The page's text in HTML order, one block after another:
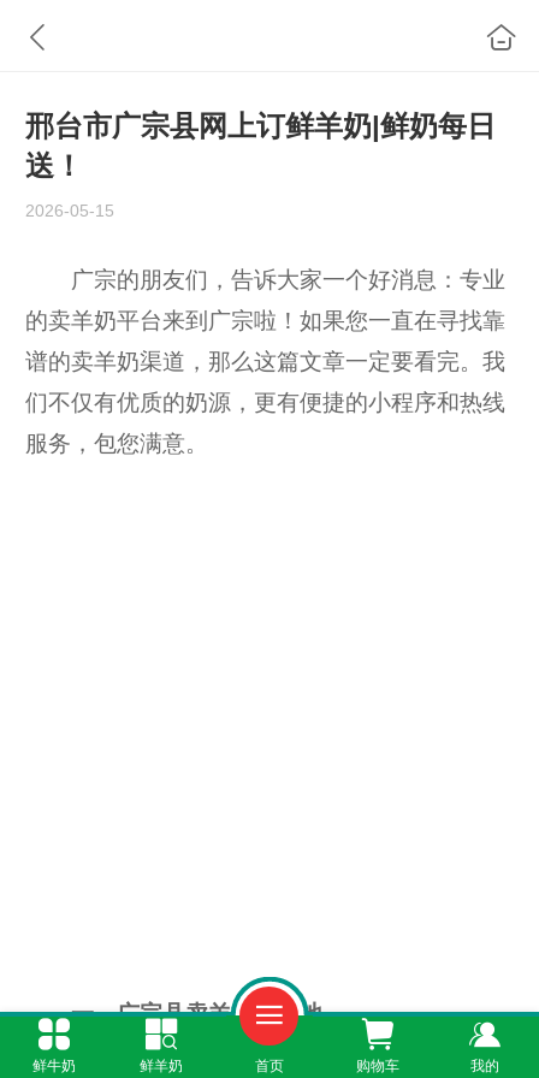
邢台市广宗县网上订鲜羊奶|鲜奶每日
送！
2026-05-15
广宗的朋友们，告诉大家一个好消息：专业
的卖羊奶平台来到广宗啦！如果您一直在寻找靠
谱的卖羊奶渠道，那么这篇文章一定要看完。我
们不仅有优质的奶源，更有便捷的小程序和热线
服务，包您满意。
一、广宗县卖羊奶新阵地
鲜牛奶 鲜羊奶 首页 购物车 我的